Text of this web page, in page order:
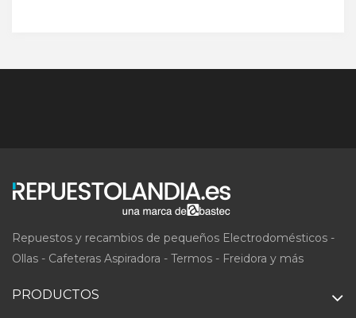
Repuestos y recambios de pequeños Electrodomésticos -
Ollas - Cafeteras Aspiradora - Termos - Freidora y más
PRODUCTOS